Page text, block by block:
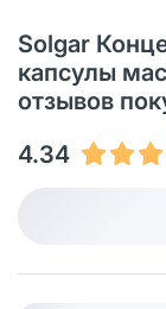
Solgar
капсулы
отзывов
4.34